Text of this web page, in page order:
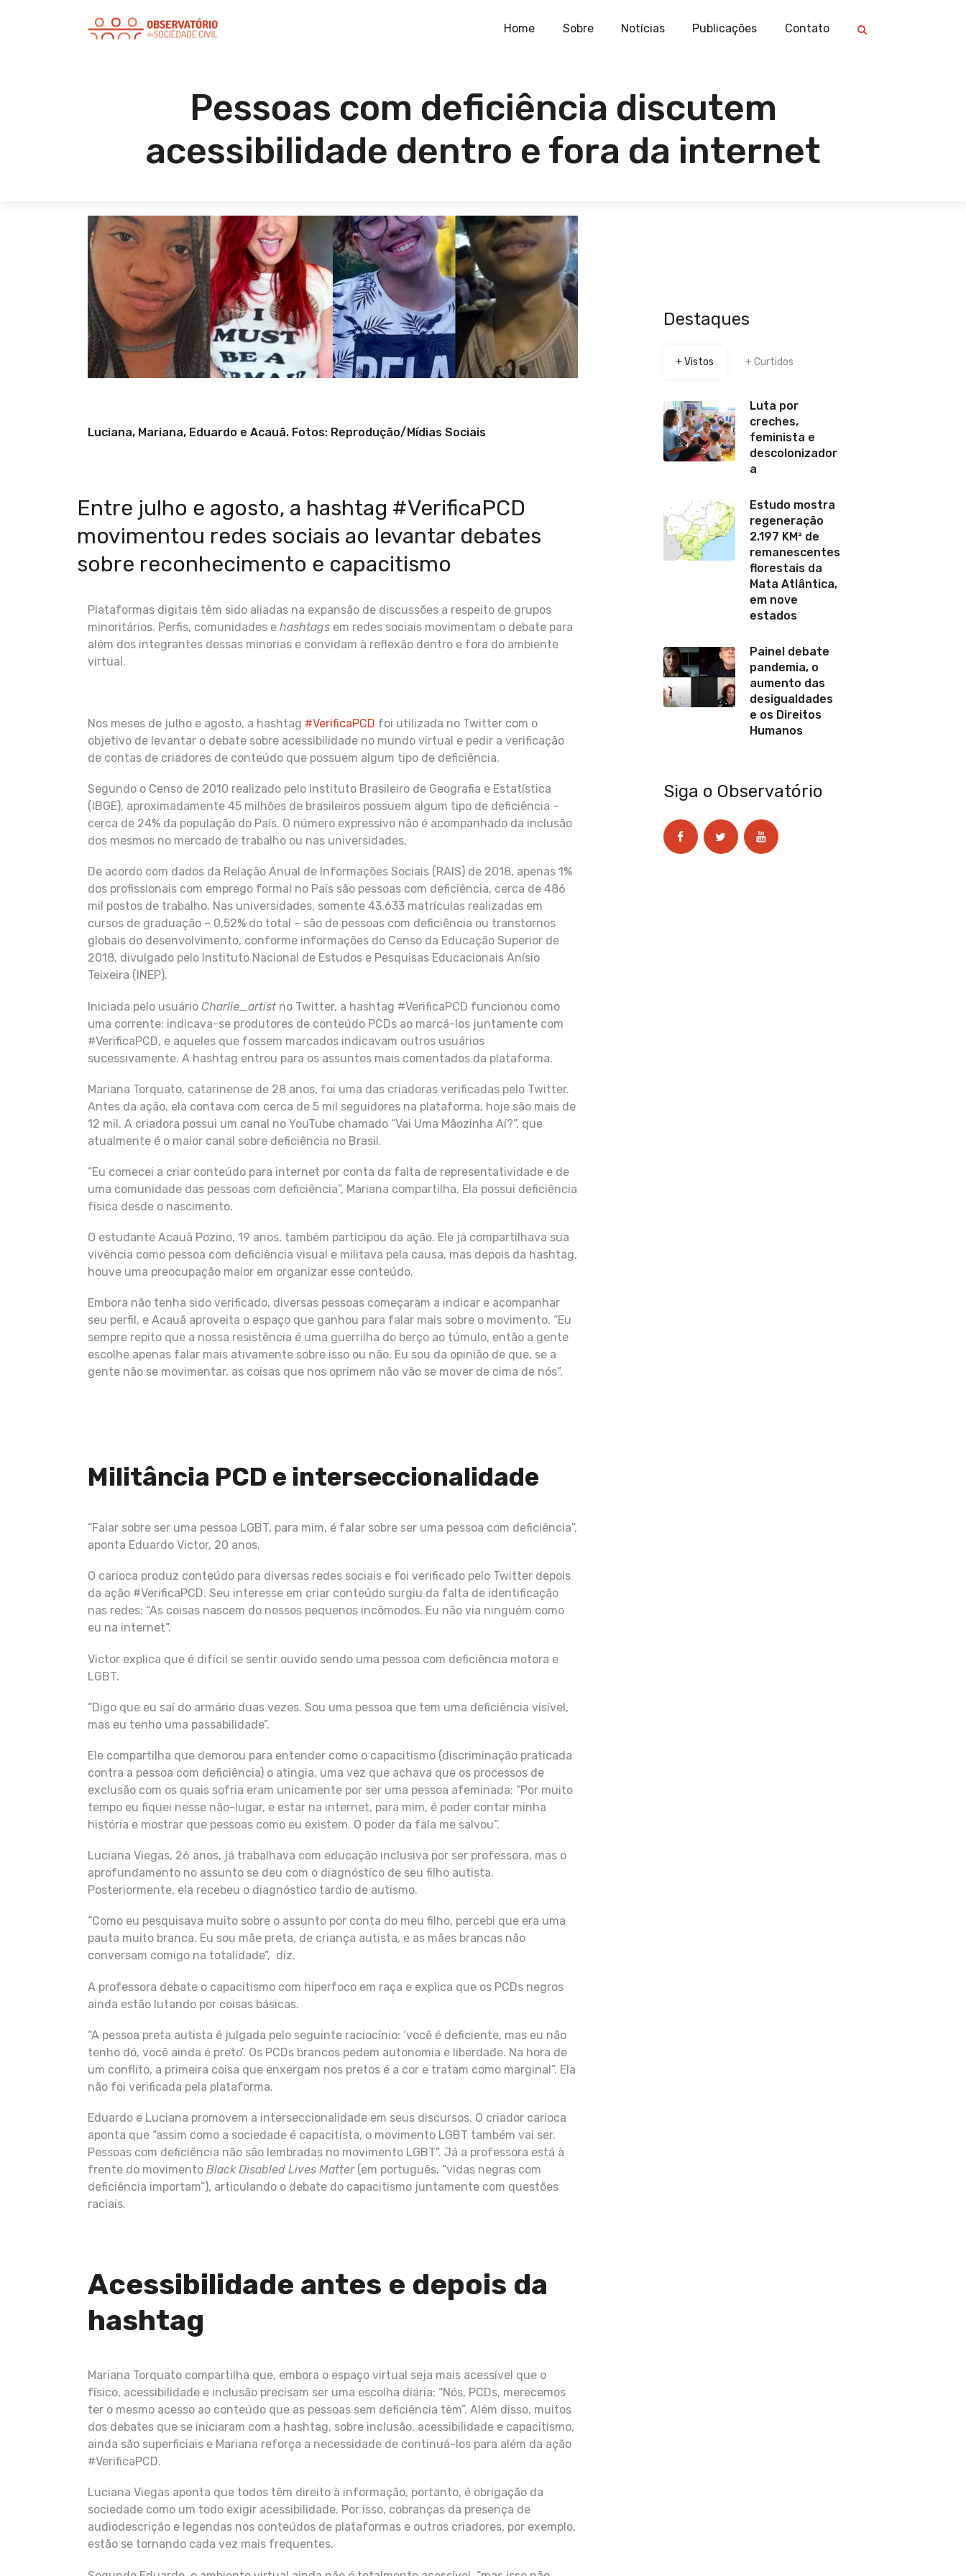
Home Sobre Notícias Publicações Contato
Pessoas com deficiência discutem
acessibilidade dentro e fora da internet
Notícias
Publicações
Luciana, Mariana, Eduardo e Acauã. Fotos: Reprodução/Mídias Sociais
Entre julho e agosto, a hashtag #VerificaPCD
movimentou redes sociais ao levantar debates
sobre reconhecimento e capacitismo
Plataformas digitais têm sido aliadas na expansão de discussões a respeito de grupos
minoritários. Perfis, comunidades e hashtags em redes sociais movimentam o debate para
além dos integrantes dessas minorias e convidam à reflexão dentro e fora do ambiente
virtual.
Nos meses de julho e agosto, a hashtag #VerificaPCD foi utilizada no Twitter com o
objetivo de levantar o debate sobre acessibilidade no mundo virtual e pedir a verificação
de contas de criadores de conteúdo que possuem algum tipo de deficiência.
Segundo o Censo de 2010 realizado pelo Instituto Brasileiro de Geografia e Estatística
(IBGE), aproximadamente 45 milhões de brasileiros possuem algum tipo de deficiência –
cerca de 24% da população do País. O número expressivo não é acompanhado da inclusão
dos mesmos no mercado de trabalho ou nas universidades.
De acordo com dados da Relação Anual de Informações Sociais (RAIS) de 2018, apenas 1%
dos profissionais com emprego formal no País são pessoas com deficiência, cerca de 486
mil postos de trabalho. Nas universidades, somente 43.633 matrículas realizadas em
cursos de graduação – 0,52% do total – são de pessoas com deficiência ou transtornos
globais do desenvolvimento, conforme informações do Censo da Educação Superior de
2018, divulgado pelo Instituto Nacional de Estudos e Pesquisas Educacionais Anísio
Teixeira (INEP).
Iniciada pelo usuário Charlie_artistno Twitter, a hashtag #VerificaPCD funcionou como
uma corrente: indicava-se produtores de conteúdo PCDs ao marcá-los juntamente com
#VerificaPCD, e aqueles que fossem marcados indicavam outros usuários
sucessivamente. A hashtag entrou para os assuntos mais comentados da plataforma.
Mariana Torquato, catarinense de 28 anos, foi uma das criadoras verificadas pelo Twitter.
Antes da ação, ela contava com cerca de 5 mil seguidores na plataforma, hoje são mais de
12 mil. A criadora possui um canal no YouTube chamado “Vai Uma Mãozinha Aí?”, que
atualmente é o maior canal sobre deficiência no Brasil.
“Eu comecei a criar conteúdo para internet por conta da falta de representatividade e de
uma comunidade das pessoas com deficiência”, Mariana compartilha. Ela possui deficiência
física desde o nascimento.
O estudante Acauã Pozino, 19 anos, também participou da ação. Ele já compartilhava sua
vivência como pessoa com deficiência visual e militava pela causa, mas depois da hashtag,
houve uma preocupação maior em organizar esse conteúdo.
Embora não tenha sido verificado, diversas pessoas começaram a indicar e acompanhar
seu perfil, e Acauã aproveita o espaço que ganhou para falar mais sobre o movimento. “Eu
sempre repito que a nossa resistência é uma guerrilha do berço ao túmulo, então a gente
escolhe apenas falar mais ativamente sobre isso ou não. Eu sou da opinião de que, se a
gente não se movimentar, as coisas que nos oprimem não vão se mover de cima de nós”.
Militância PCD e interseccionalidade
“Falar sobre ser uma pessoa LGBT, para mim, é falar sobre ser uma pessoa com deficiência”,
aponta Eduardo Victor, 20 anos.
O carioca produz conteúdo para diversas redes sociais e foi verificado pelo Twitter depois
da ação #VerificaPCD. Seu interesse em criar conteúdo surgiu da falta de identificação
nas redes: “As coisas nascem do nossos pequenos incômodos. Eu não via ninguém como
eu na internet”.
Victor explica que é difícil se sentir ouvido sendo uma pessoa com deficiência motora e
LGBT.
“Digo que eu saí do armário duas vezes. Sou uma pessoa que tem uma deficiência visível,
mas eu tenho uma passabilidade”.
Ele compartilha que demorou para entender como o capacitismo (discriminação praticada
contra a pessoa com deficiência) o atingia, uma vez que achava que os processos de
exclusão com os quais sofria eram unicamente por ser uma pessoa afeminada: “Por muito
tempo eu fiquei nesse não-lugar, e estar na internet, para mim, é poder contar minha
história e mostrar que pessoas como eu existem. O poder da fala me salvou”.
Luciana Viegas, 26 anos, já trabalhava com educação inclusiva por ser professora, mas o
aprofundamento no assunto se deu com o diagnóstico de seu filho autista.
Posteriormente, ela recebeu o diagnóstico tardio de autismo.
“Como eu pesquisava muito sobre o assunto por conta do meu filho, percebi que era uma
pauta muito branca. Eu sou mãe preta, de criança autista, e as mães brancas não
conversam comigo na totalidade”, diz.
A professora debate o capacitismo com hiperfoco em raça e explica que os PCDs negros
ainda estão lutando por coisas básicas.
“A pessoa preta autista é julgada pelo seguinte raciocínio: ‘você é deficiente, mas eu não
tenho dó, você ainda é preto’. Os PCDs brancos pedem autonomia e liberdade. Na hora de
um conflito, a primeira coisa que enxergam nos pretos é a cor e tratam como marginal”. Ela
não foi verificada pela plataforma.
Eduardo e Luciana promovem a interseccionalidade em seus discursos. O criador carioca
aponta que “assim como a sociedade é capacitista, o movimento LGBT também vai ser.
Pessoas com deficiência não são lembradas no movimento LGBT”. Já a professora está à
frente do movimento Black Disabled Lives Matter(em português, “vidas negras com
deficiência importam”), articulando o debate do capacitismo juntamente com questões
raciais.
Acessibilidade antes e depois da
hashtag
Mariana Torquato compartilha que, embora o espaço virtual seja mais acessível que o
físico, acessibilidade e inclusão precisam ser uma escolha diária: “Nós, PCDs, merecemos
ter o mesmo acesso ao conteúdo que as pessoas sem deficiência têm”. Além disso, muitos
dos debates que se iniciaram com a hashtag, sobre inclusão, acessibilidade e capacitismo,
ainda são superficiais e Mariana reforça a necessidade de continuá-los para além da ação
#VerificaPCD.
Luciana Viegas aponta que todos têm direito à informação, portanto, é obrigação da
sociedade como um todo exigir acessibilidade. Por isso, cobranças da presença de
audiodescrição e legendas nos conteúdos de plataformas e outros criadores, por exemplo,
estão se tornando cada vez mais frequentes.
Destaques
+ Vistos + Curtidos
Luta por
creches,
feminista e
descolonizador
a
Estudo mostra
regeneração
2.197 KM² de
remanescentes
florestais da
Mata Atlântica,
em nove
estados
Painel debate
pandemia, o
aumento das
desigualdades
e os Direitos
Humanos
Siga o Observatório